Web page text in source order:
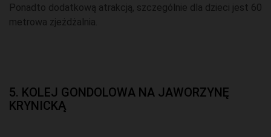
Ponadto dodatkową atrakcją, szczególnie dla dzieci jest 60
metrowa zjeżdżalnia.
5. KOLEJ GONDOLOWA NA JAWORZYNĘ
KRYNICKĄ